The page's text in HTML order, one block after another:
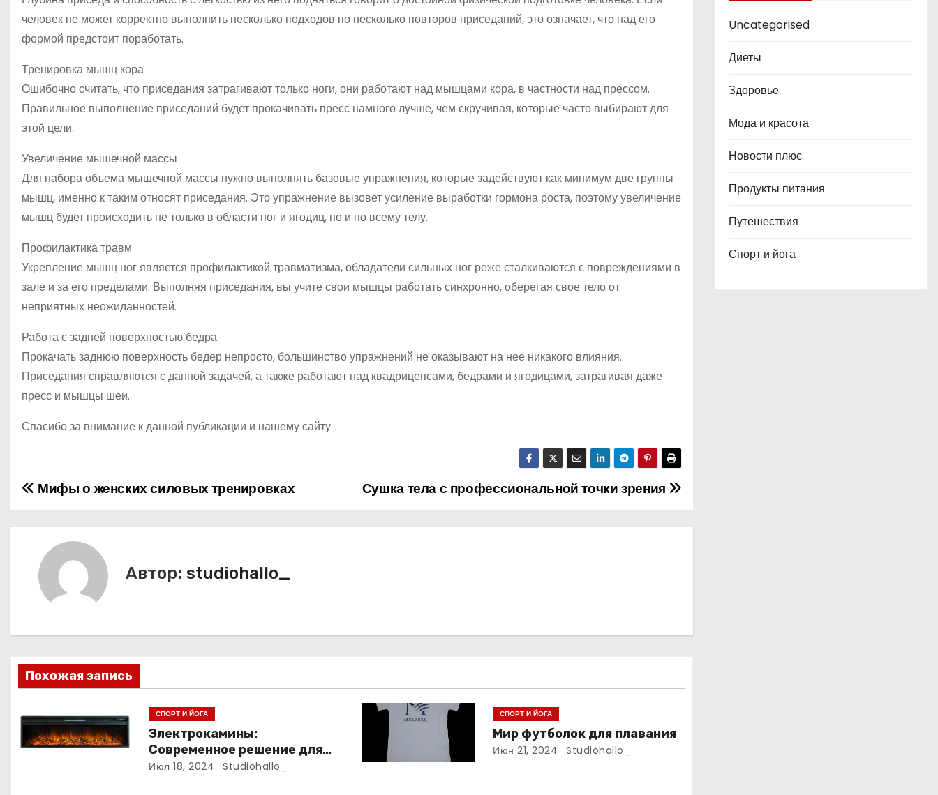
человек не может корректно выполнить несколько подходов по несколько повторов приседаний, это означает, что над его
формой предстоит поработать.
Тренировка мышц кора
Ошибочно считать, что приседания затрагивают только ноги, они работают над мышцами кора, в частности над прессом.
Правильное выполнение приседаний будет прокачивать пресс намного лучше, чем скручивая, которые часто выбирают для
этой цели.
Увеличение мышечной массы
Для набора объема мышечной массы нужно выполнять базовые упражнения, которые задействуют как минимум две группы
мышц, именно к таким относят приседания. Это упражнение вызовет усиление выработки гормона роста, поэтому увеличение
мышц будет происходить не только в области ног и ягодиц, но и по всему телу.
Профилактика травм
Укрепление мышц ног является профилактикой травматизма, обладатели сильных ног реже сталкиваются с повреждениями в
зале и за его пределами. Выполняя приседания, вы учите свои мышцы работать синхронно, оберегая свое тело от
неприятных неожиданностей.
Работа с задней поверхностью бедра
Прокачать заднюю поверхность бедер непросто, большинство упражнений не оказывают на нее никакого влияния.
Приседания справляются с данной задачей, а также работают над квадрицепсами, бедрами и ягодицами, затрагивая даже
пресс и мышцы шеи.
Спасибо за внимание к данной публикации и нашему сайту.
Н
а
а
ц
я
п
Сушка тела с профессиональной точки зрения
Мифы о женских силовых тренировках
Автор: studiohallo_
Похожая запись
СПОРТ И ЙОГА
Электрокамины:
Современное решение для
уюта и тепла
Июл 18, 2024 Studiohallo_
СПОРТ И ЙОГА
Мир футболок для плавания
Июн 21, 2024 Studiohallo_
Uncategorised
Диеты
Здоровье
Мода и красота
Новости плюс
Продукты питания
Путешествия
Спорт и йога